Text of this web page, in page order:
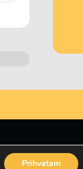
Prihvatam